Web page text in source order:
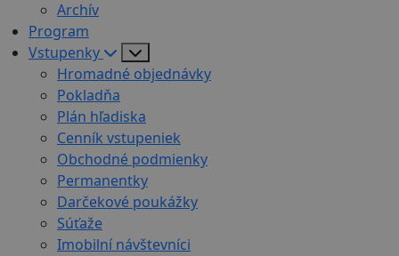
Archív
Program
Vstupenky
Hromadné objednávky
Pokladňa
Plán hľadiska
Cenník vstupeniek
Obchodné podmienky
Permanentky
Darčekové poukážky
Súťaže
Imobilní návštevníci